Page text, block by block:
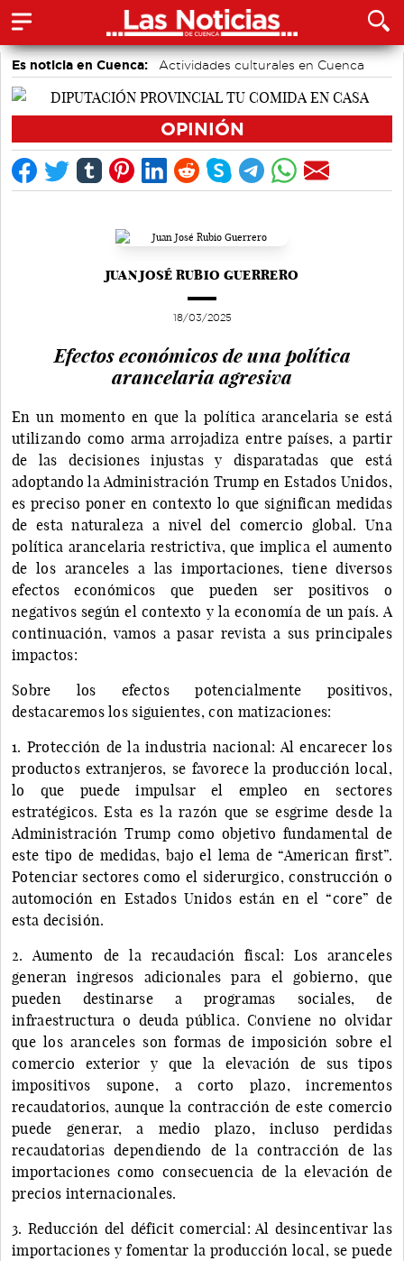
Es noticia en Cuenca:
Actividades culturales en Cuenca
Fútbol
Área de Deportes
OPINIÓN
JUAN JOSÉ RUBIO GUERRERO
18/03/2025
Efectos económicos de una política
arancelaria agresiva
En un momento en que la política arancelaria se está
utilizando como arma arrojadiza entre países, a partir
de las decisiones injustas y disparatadas que está
adoptando la Administración Trump en Estados Unidos,
es preciso poner en contexto lo que significan medidas
de esta naturaleza a nivel del comercio global. Una
política arancelaria restrictiva, que implica el aumento
de los aranceles a las importaciones, tiene diversos
efectos económicos que pueden ser positivos o
negativos según el contexto y la economía de un país. A
continuación, vamos a pasar revista a sus principales
impactos:
Sobre los efectos potencialmente positivos,
destacaremos los siguientes, con matizaciones:
1. Protección de la industria nacional: Al encarecer los
productos extranjeros, se favorece la producción local,
lo que puede impulsar el empleo en sectores
estratégicos. Esta es la razón que se esgrime desde la
Administración Trump como objetivo fundamental de
este tipo de medidas, bajo el lema de “American first”.
Potenciar sectores como el siderurgico, construcción o
automoción en Estados Unidos están en el “core” de
esta decisión.
2. Aumento de la recaudación fiscal: Los aranceles
generan ingresos adicionales para el gobierno, que
pueden destinarse a programas sociales, de
infraestructura o deuda pública. Conviene no olvidar
que los aranceles son formas de imposición sobre el
comercio exterior y que la elevación de sus tipos
impositivos supone, a corto plazo, incrementos
recaudatorios, aunque la contracción de este comercio
puede generar, a medio plazo, incluso perdidas
recaudatorias dependiendo de la contracción de las
importaciones como consecuencia de la elevación de
precios internacionales.
3. Reducción del déficit comercial: Al desincentivar las
importaciones y fomentar la producción local, se puede